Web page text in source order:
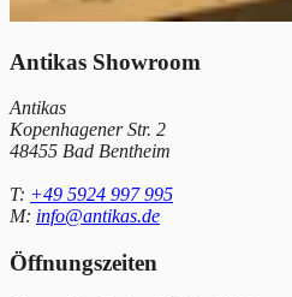
Antikas Showroom
Antikas
Kopenhagener Str. 2
48455 Bad Bentheim
T: +49 5924 997 995
M: info@antikas.de
Öffnungszeiten